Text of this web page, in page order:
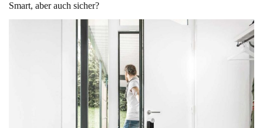
Smart, aber auch sicher?